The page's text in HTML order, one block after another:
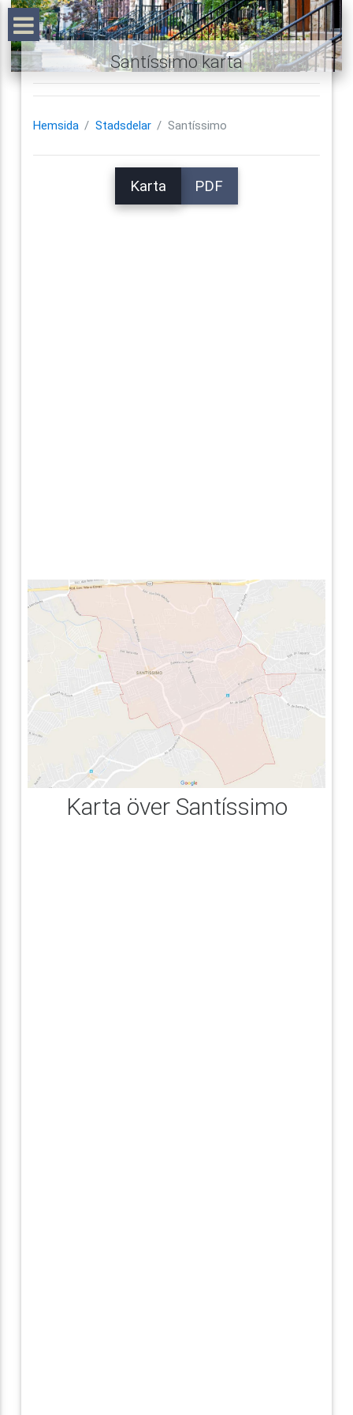
Santíssimo karta
Hemsida Stadsdelar Santíssimo
Karta PDF
Karta över Santíssimo